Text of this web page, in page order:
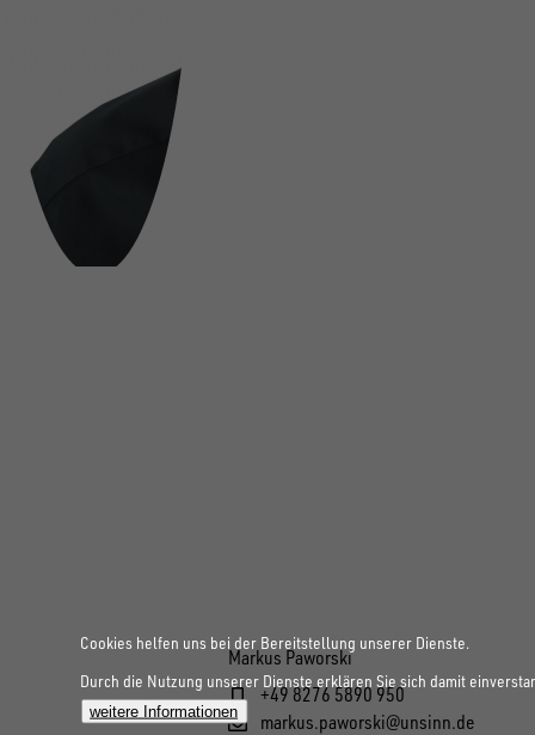
Markus Paworski
+49 8276 5890 950
markus.paworski@unsinn.de
Cookies helfen uns bei der Bereitstellung unserer Dienste.
Durch die Nutzung unserer Dienste erklären Sie sich damit
weitere Informationen